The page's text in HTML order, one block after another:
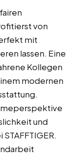
von
mit
lassen. Eine
Kollegen
modernen
und